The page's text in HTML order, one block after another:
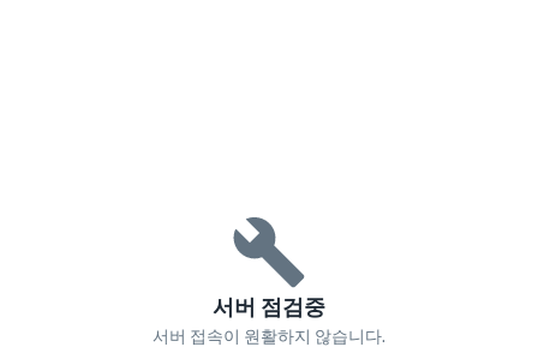
서버 점검중
서버 접속이 원활하지 않습니다.